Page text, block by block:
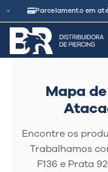
Pular
para
conteúdo
Parcelamento em até
seu parceirode
Mapa
Encontre os
Trabalhamos
F136 e Prata